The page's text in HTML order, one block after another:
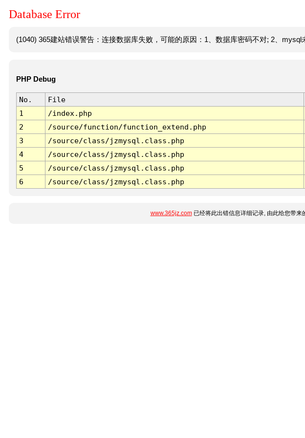
Database Error
(1040) 365建站错误警告：连接数据库失败，可能的原因：1、数据库密码不对; 2、mysql
PHP Debug
No. File
1
/index.php
2
/source/function/function_extend.php
3
/source/class/jzmysql.class.php
4
/source/class/jzmysql.class.php
5
/source/class/jzmysql.class.php
6
/source/class/jzmysql.class.php
www.365jz.com已经将此出错信息详细记录, 由此给您带来